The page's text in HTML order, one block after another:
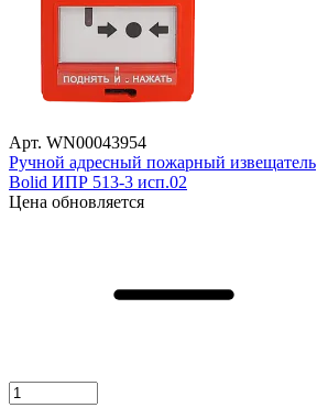
Арт. WN00043954
Ручной адресный пожарный извещатель
Bolid ИПР 513-3 исп.02
Цена обновляется